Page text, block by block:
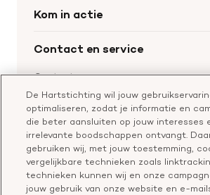
Werken bij de Hartstichting
Nieuws
Materialen bestellen
Aanmelden nieuwsbrief
Kom in actie
Leer reanimeren
Geef ter nagedachtenis
Start een actie
Contact en service
Contactgegevens
Bel of chat met een voorlichter
Vragen over donateurschap
Klachtenformulier
Check je gesprek
De Hartstichting wil jouw
optimaliseren, zodat je informatie en
die beter aansluiten op jouw interesses
irrelevante boodschappen ontvangt.
gebruiken wij, met jouw toestemming,
vergelijkbare technieken zoals
technieken kunnen wij en onze
jouw gebruik van onze website en e-